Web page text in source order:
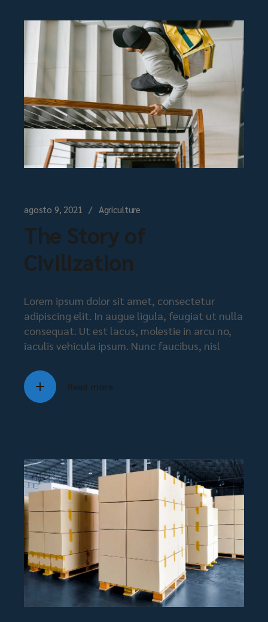
agosto 9, 2021 Agriculture
The Story of
Civilization
Lorem ipsum dolor sit amet, consectetur
adipiscing elit. In augue ligula, feugiat ut nulla
consequat. Ut est lacus, molestie in arcu no,
iaculis vehicula ipsum. Nunc faucibus, nisl
Read more